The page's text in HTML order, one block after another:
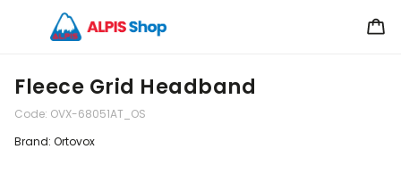
Fleece Grid Headband
Code: OVX-68051AT_OS
Brand: Ortovox